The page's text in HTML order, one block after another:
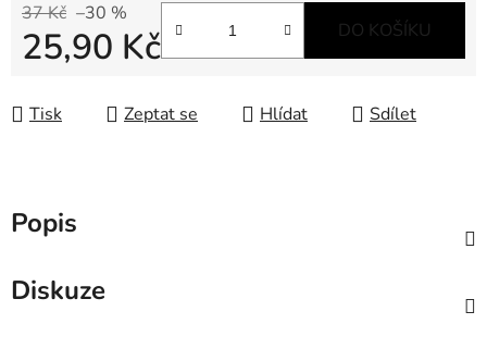
37 Kč –30 %
25,90 Kč DO KOŠÍKU
Tisk Zeptat se Hlídat Sdílet
Popis
Diskuze